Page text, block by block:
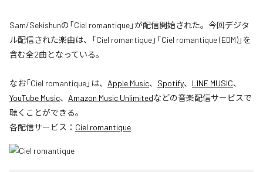
Sam/Sekishunの「Ciel romantique」が配信開始された。今回デジタ
ル配信された楽曲は、「Ciel romantique」「Ciel romantique (EDM)」を
含む全2曲となっている。
なお「Ciel romantique」は、 Apple Music、 Spotify、 LINE MUSIC、
YouTube Music、 Amazon Music Unlimitedなどの音楽配信サービスで
聴くことができる。
各配信サービス： Ciel romantique